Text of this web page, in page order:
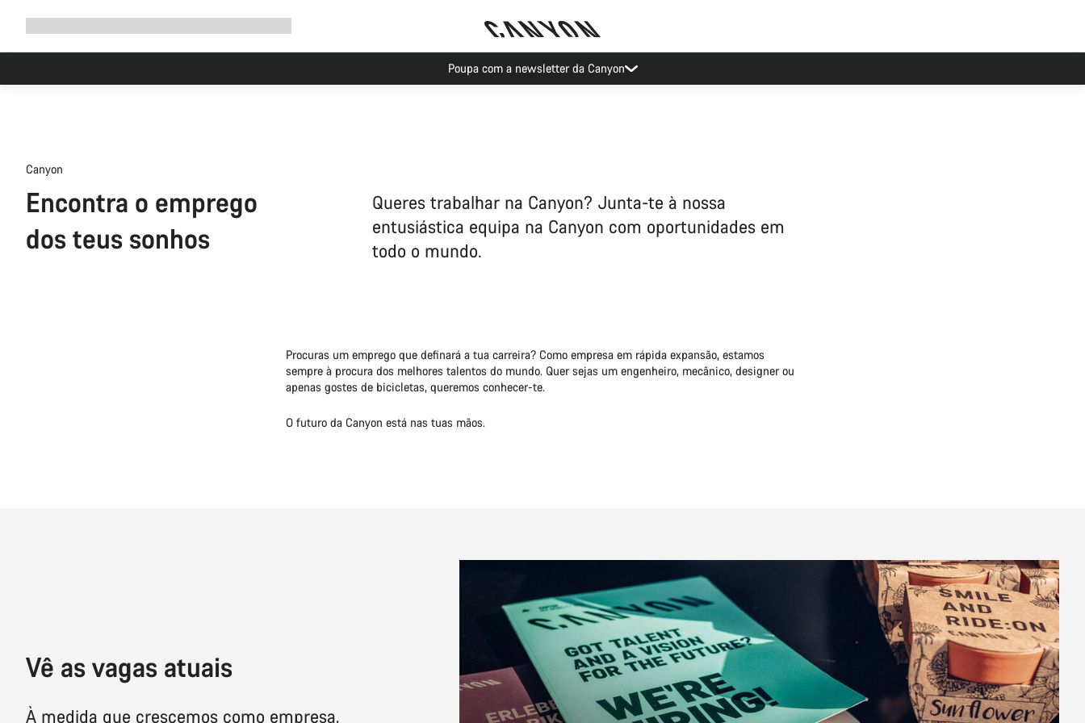
navegação
Eventos Canyon
Canyon
Encontra o emprego
dos teus sonhos
Queres trabalhar na Canyon? Junta-te à nossa
entusiástica equipa na Canyon com oportunidades em
todo o mundo.
Procuras um emprego que definará a tua carreira? Como empresa em rápida expansão, estamos
sempre à procura dos melhores talentos do mundo. Quer sejas um engenheiro, mecânico, designer ou
apenas gostes de bicicletas, queremos conhecer-te.
O futuro da Canyon está nas tuas mãos.
Vê as vagas atuais
À medida que crescemos como empresa,